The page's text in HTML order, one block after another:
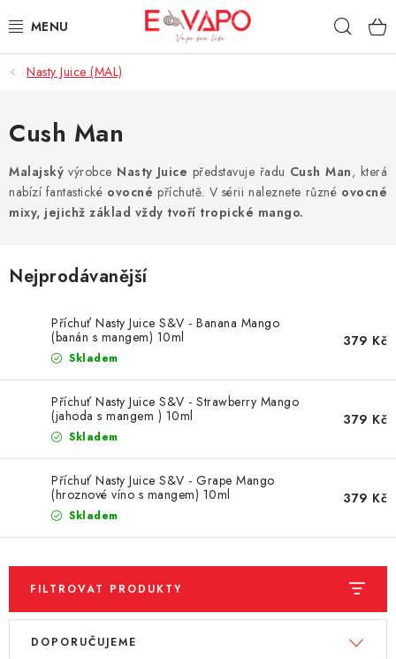
na
3D TISK
TIPY ZA DOBROU CENU
AROMATA A PŘÍCHUTĚ
BÁZE
NIKOTINOVÉ SÁČKY
DÁRKOVÉ VOUCHERY
ATOMIZÉRY A CARTRIDGE
BATERIE A NABÍJEČKY
GRIPY & MODY
Nasty Juice (MAL)
Cush Man
Malajský výrobce Nasty Juice představuje řadu Cush Man, která
nabízí fantastické ovocné příchutě. V sérii naleznete různé ovocné
mixy, jejichž základ vždy tvoří tropické mango.
Nejprodávanější
Příchuť Nasty Juice S&V - Banana Mango
(banán s mangem) 10ml
Skladem
379 Kč
Příchuť Nasty Juice S&V - Strawberry Mango
(jahoda s mangem ) 10ml
Skladem
379 Kč
Příchuť Nasty Juice S&V - Grape Mango
(hroznové víno s mangem) 10ml
Skladem
379 Kč
FILTROVAT PRODUKTY
V
Ř
DOPORUČUJEME